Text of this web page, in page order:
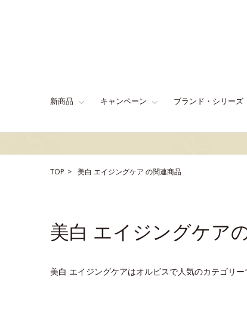
新商品 キャンペーン ブランド・シリーズ
TOP 美白 エイジングケア の関連商品
美白 エイジングケア
美白 エイジングケアはオルビスで人気のカテゴリ